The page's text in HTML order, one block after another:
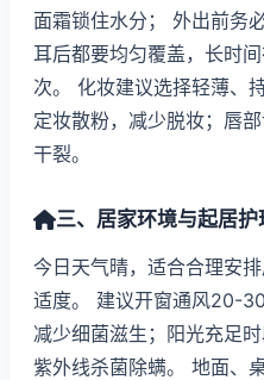
面霜锁住水分； 外出前务
耳后都要均匀覆盖，长时
次。 化妆建议选择轻薄、
定妆散粉，减少脱妆；唇
干裂。
三、居家环境与起居护
今日天气晴，适合合理安
适度。 建议开窗通风20-
减少细菌滋生；阳光充足
紫外线杀菌除螨。 地面、